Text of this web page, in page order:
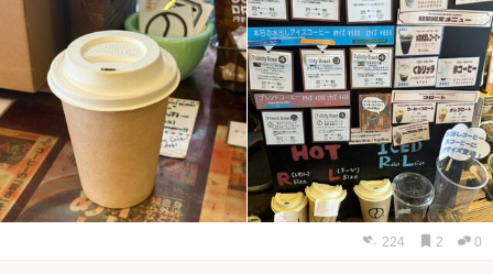
224 2 0